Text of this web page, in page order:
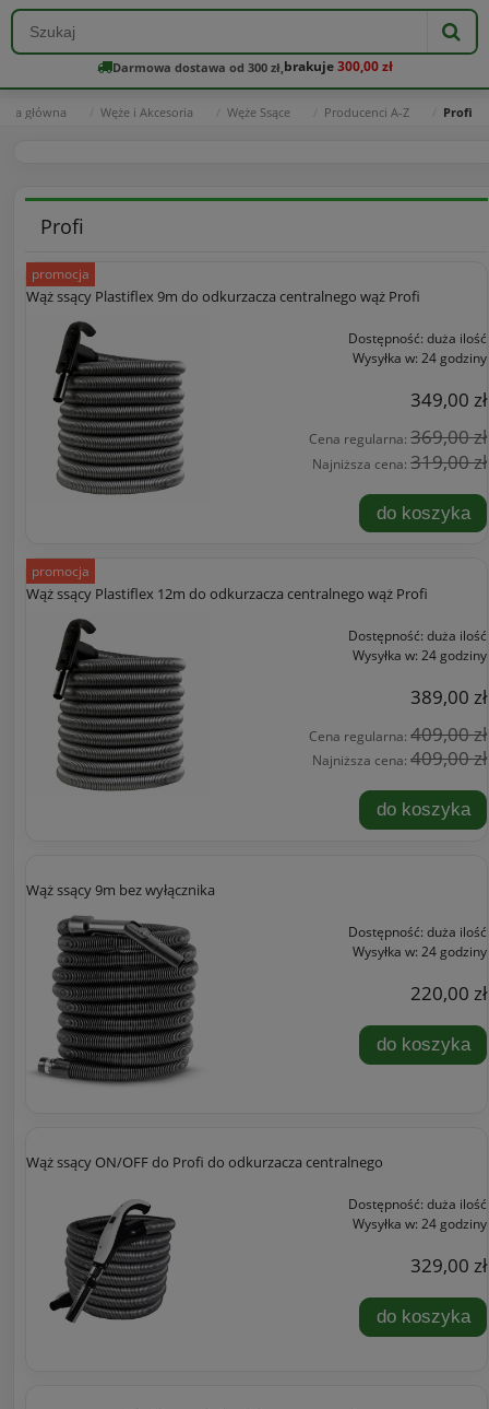
Darmowa dostawa od 300 zł, brakuje300,00 zł
główna Węże i Akcesoria Węże Ssące Producenci A-Z Profi
Profi
Wąż ssący Plastiflex 9m do odkurzacza centralnego wąż Profi
Dostępność: duża ilość
Wysyłka w: 24 godziny
349,00 zł
Cena regularna: 369,00 zł
Najniższa cena: 319,00 zł
do koszyka
promocja
Wąż ssący Plastiflex 12m do odkurzacza centralnego wąż Profi
Dostępność: duża ilość
Wysyłka w: 24 godziny
389,00 zł
Cena regularna: 409,00 zł
Najniższa cena: 409,00 zł
do koszyka
promocja
Wąż ssący 9m bez wyłącznika
Dostępność: duża ilość
Wysyłka w: 24 godziny
220,00 zł
do koszyka
Wąż ssący ON/OFF do Profi do odkurzacza centralnego
Dostępność: duża ilość
Wysyłka w: 24 godziny
329,00 zł
do koszyka